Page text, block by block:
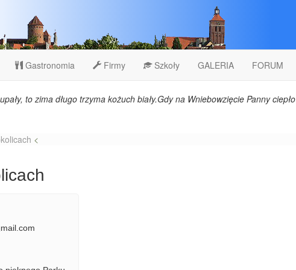
Gastronomia Firmy Szkoły GALERIA FORUM
to zima długo trzyma kożuch biały.Gdy na Wniebowzięcie Panny ciepło
<